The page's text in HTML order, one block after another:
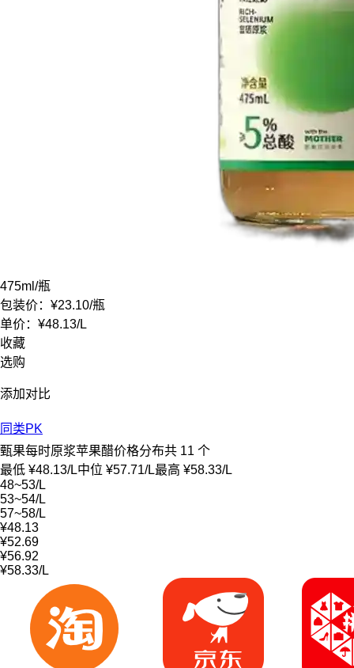
475ml /瓶
包装价： ¥23.10/瓶
单价： ¥48.13/L
收藏
选购
添加对比
同类PK
甄果每时原浆苹果醋价格分布共 11 个
最低 ¥48.13/L中位 ¥57.71/L最高 ¥58.33/L
48~53/L
53~54/L
57~58/L
¥48.13
¥52.69
¥56.92
¥58.33/L